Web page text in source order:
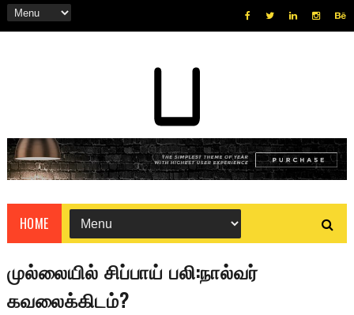
HOME
முல்லையில் சிப்பாய் பலி:நால்வர்
கவலைக்கிடம்?